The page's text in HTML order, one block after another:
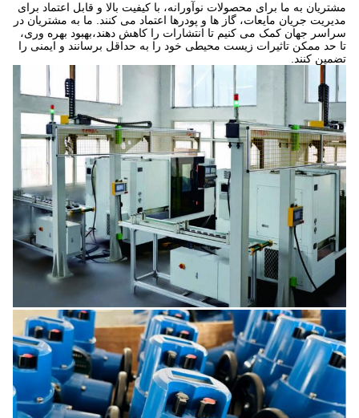
مشتریان به ما برای محصولات نوآورانه، با کیفیت بالا و قابل اعتماد برای
مدیریت جریان مایعات، گاز ها و پودرها اعتماد می کنند. ما به مشتریان در
سراسر جهان کمک می کنیم تا انتشارات را کاهش دهند،بهبود بهره وری،
تا حد ممکن تاثیرات زیست محیطی خود را به حداقل برسانند و ایمنی را
تضمین کنند.